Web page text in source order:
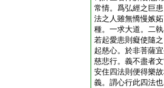
常情。爲弘經之巨
法之人雖無憍慢嫉
種。一求大道。二
若起愛恚則癡使隨
起慈心。於非菩薩
慈悲行。義不盡者
安住四法則便得樂
義。謂心行此四法